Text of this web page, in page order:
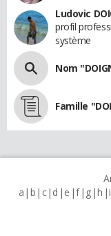
Ludovic
profil
système
Nom
Famille
a b c d e f g h i